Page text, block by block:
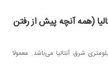
(همه آنچه پیش از رفتن
یک شهر باستانی در ۴۰ کیلومتری شرق آنتالیا می‌باشد. معمولا